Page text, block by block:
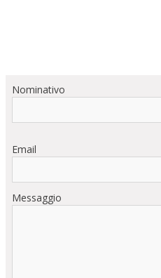
Nominativo
Email
Messaggio